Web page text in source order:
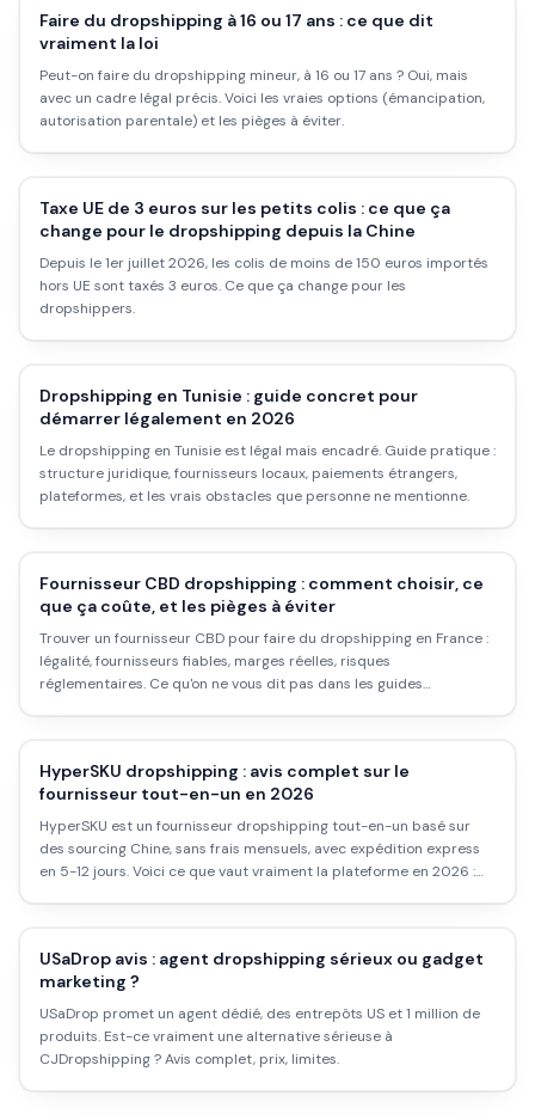
Faire du dropshipping à 16 ou 17 ans : ce que dit
vraiment la loi
Peut-on faire du dropshipping mineur, à 16 ou 17 ans ? Oui, mais
avec un cadre légal précis. Voici les vraies options (émancipation,
autorisation parentale) et les pièges à éviter.
Taxe UE de 3 euros sur les petits colis : ce que ça
change pour le dropshipping depuis la Chine
Depuis le 1er juillet 2026, les colis de moins de 150 euros importés
hors UE sont taxés 3 euros. Ce que ça change pour les
dropshippers.
Dropshipping en Tunisie : guide concret pour
démarrer légalement en 2026
Le dropshipping en Tunisie est légal mais encadré. Guide pratique :
structure juridique, fournisseurs locaux, paiements étrangers,
plateformes, et les vrais obstacles que personne ne mentionne.
Fournisseur CBD dropshipping : comment choisir, ce
que ça coûte, et les pièges à éviter
Trouver un fournisseur CBD pour faire du dropshipping en France :
légalité, fournisseurs fiables, marges réelles, risques
réglementaires. Ce qu'on ne vous dit pas dans les guides
HyperSKU dropshipping : avis complet sur le
fournisseur tout-en-un en 2026
HyperSKU est un fournisseur dropshipping tout-en-un basé sur
des sourcing Chine, sans frais mensuels, avec expédition express
en 5-12 jours. Voici ce que vaut vraiment la plateforme en 2026 :
USaDrop avis : agent dropshipping sérieux ou gadget
marketing ?
USaDrop promet un agent dédié, des entrepôts US et 1 million de
produits. Est-ce vraiment une alternative sérieuse à
CJDropshipping ? Avis complet, prix, limites.